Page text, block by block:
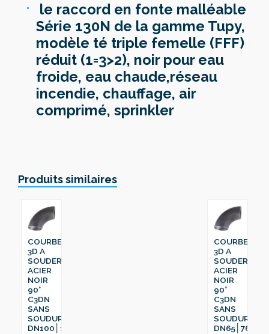
le raccord en fonte malléable
Série 130N de la gamme Tupy,
modèle té triple femelle (FFF)
réduit (1=3>2), noir pour eau
froide, eau chaude,réseau
incendie, chauffage, air
comprimé, sprinkler
Produits similaires
COURBE
3D A
SOUDER
ACIER
NOIR
90°
C3DN
SANS
SOUDURE
DN100│114.3
COURBE
3D A
SOUDER
ACIER
NOIR
90°
C3DN
SANS
SOUDURE
DN65│76.1